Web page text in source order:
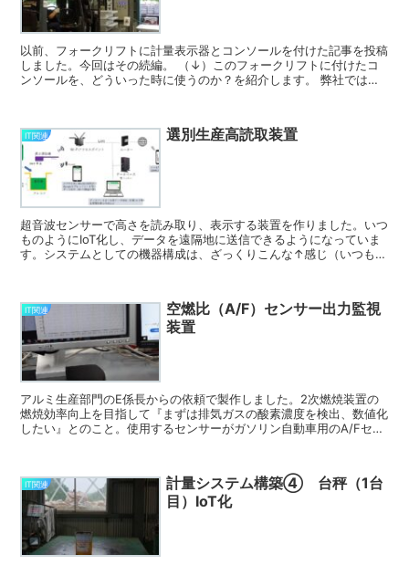
以前、フォークリフトに計量表示器とコンソールを付けた記事を投稿
しました。今回はその続編。 （↓）このフォークリフトに付けたコ
ンソールを、どういった時に使うのか？を紹介します。 弊社では金
IT関連 選別生産高読取装置
超音波センサーで高さを読み取り、表示する装置を作りました。いつ
ものようにIoT化し、データを遠隔地に送信できるようになっていま
す。システムとしての機器構成は、ざっくりこんな↑感じ（いつもの
IT関連
空燃比（A/F）センサー出力監視
装置
アルミ生産部門のE係長からの依頼で製作しました。2次燃焼装置の
燃焼効率向上を目指して『まずは排気ガスの酸素濃度を検出、数値化
したい』とのこと。使用するセンサーがガソリン自動車用のA/Fセン
IT関連
計量システム構築④ 台秤（1台
目）IoT化